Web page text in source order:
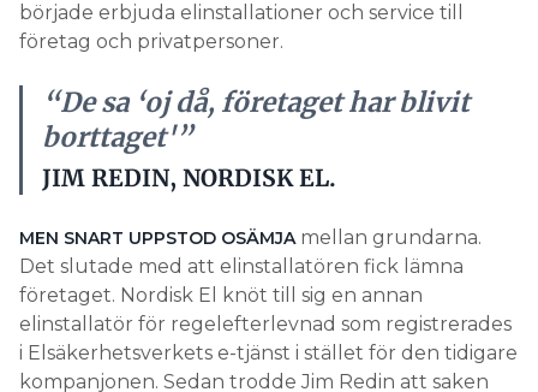
började erbjuda elinstallationer och service till
företag och privatpersoner.
“De sa ‘oj då, företaget har blivit
borttaget'”
JIM REDIN, NORDISK EL.
MEN SNART UPPSTOD OSÄMJAmellan grundarna.
Det slutade med att elinstallatören fick lämna
företaget. Nordisk El knöt till sig en annan
elinstallatör för regelefterlevnad som registrerades
i Elsäkerhetsverkets e-tjänst i stället för den tidigare
kompanjonen. Sedan trodde Jim Redin att saken